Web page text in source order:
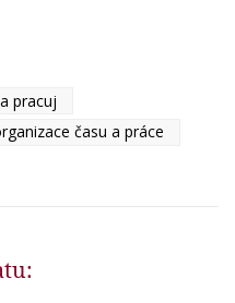
pracuj
času a práce